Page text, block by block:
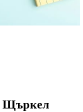
Щъркел